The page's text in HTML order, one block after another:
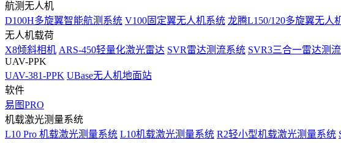
航测无人机
D100H多旋翼智能航测系统 V100固定翼无人机系统 龙腾L150/120多旋翼无人
无人机载荷
X8倾斜相机 ARS-450轻量化激光雷达 SVR雷达测流系统 SVR3三合一雷达测流
UAV-PPK
UAV-381-PPK UBase无人机地面站
软件
易图PRO
机载激光测量系统
L10 Pro 机载激光测量系统 L10机载激光测量系统 R2轻小型机载激光测量系统